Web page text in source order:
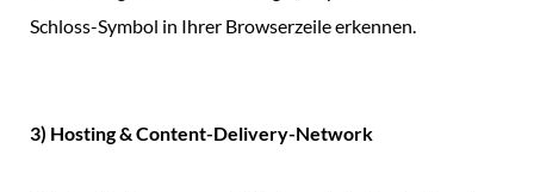
Schloss-Symbol in Ihrer Browserzeile erkennen.
3) Hosting & Content-Delivery-Network